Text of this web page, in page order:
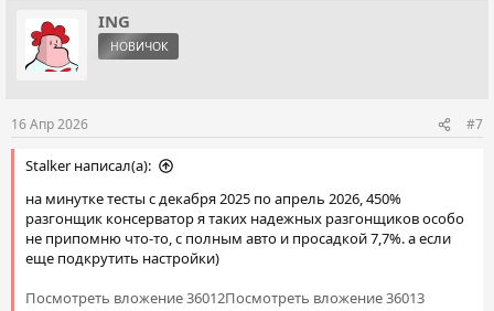
и
ING
НОВИЧОК
16 Апр 2026 #7
Stalker написал(а):
на минутке тесты с декабря 2025 по апрель 2026, 450%
разгонщик консерватор я таких надежных разгонщиков особо
не припомню что-то, с полным авто и просадкой 7,7%. а если
еще подкрутить настройки)
Посмотреть вложение 36012Посмотреть вложение 36013